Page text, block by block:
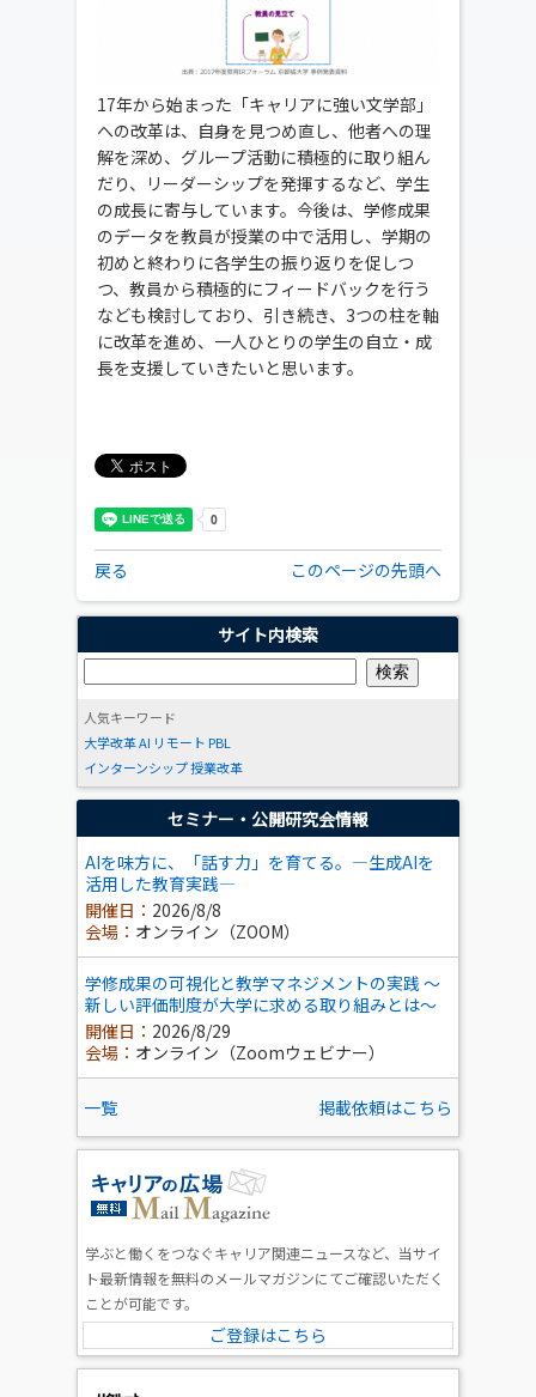
17年から始まった「キャリアに強い文学部」
への改革は、自身を見つめ直し、他者への理
解を深め、グループ活動に積極的に取り組ん
だり、リーダーシップを発揮するなど、学生
の成長に寄与しています。今後は、学修成果
のデータを教員が授業の中で活用し、学期の
初めと終わりに各学生の振り返りを促しつ
つ、教員から積極的にフィードバックを行う
なども検討しており、引き続き、3つの柱を軸
に改革を進め、一人ひとりの学生の自立・成
長を支援していきたいと思います。
戻る このページの先頭へ
サイト内検索
人気キーワード
大学改革AI リモート PBL
インターンシップ授業改革
セミナー・公開研究会情報
AIを味方に、「話す力」を育てる。―生成AIを
活用した教育実践―
開催日： 2026/8/8
会場： オンライン（ZOOM）
学修成果の可視化と教学マネジメントの実践 ～
新しい評価制度が大学に求める取り組みとは～
開催日： 2026/8/29
会場： オンライン（Zoomウェビナー）
一覧 掲載依頼はこちら
学ぶと働くをつなぐキャリア関連ニュースなど、当サイ
ト最新情報を無料のメールマガジンにてご確認いただく
ことが可能です。
ご登録はこちら